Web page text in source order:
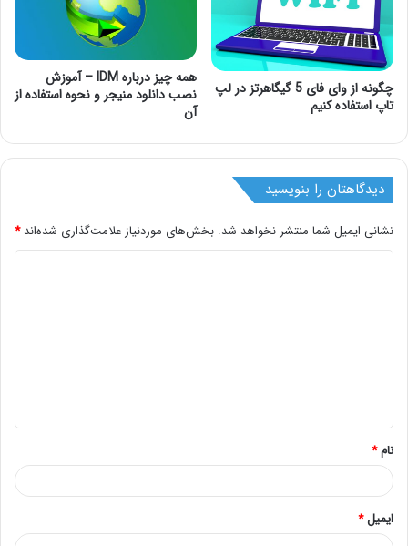
چگونه از وای فای 5 گیگاهرتز در لپ
تاپ استفاده کنیم
همه چیز درباره IDM – آموزش
نصب دانلود منیجر و نحوه استفاده از
آن
دیدگاهتان را بنویسید
نشانی ایمیل شما منتشر نخواهد شد. بخش‌های موردنیاز علامت‌گذاری شده‌اند*
*
نام*
ایمیل*